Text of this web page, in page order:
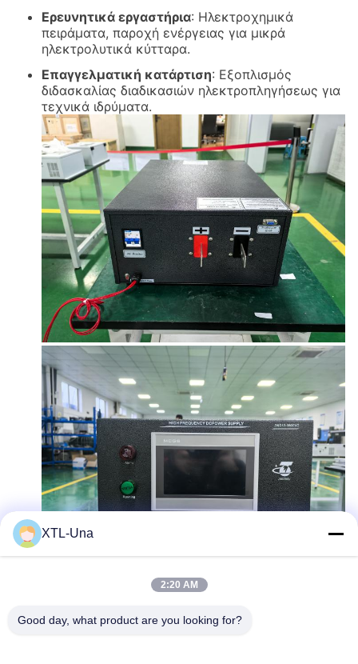
Ερευνητικά εργαστήρια: Ηλεκτροχημικά
πειράματα, παροχή ενέργειας για μικρά
ηλεκτρολυτικά κύτταρα.
Επαγγελματική κατάρτιση: Εξοπλισμός
διδασκαλίας διαδικασιών ηλεκτροπληγήσεως για
τεχνικά ιδρύματα.
XTL-Una
2:20 AM
Good day, what product are you looking for?